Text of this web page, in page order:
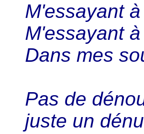
M'essayant
M'essayant
Dans mes
Pas de
juste un